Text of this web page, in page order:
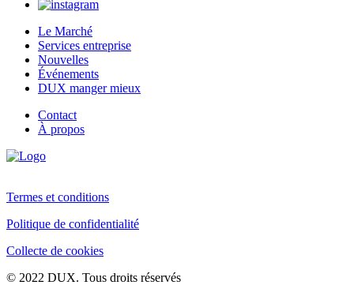
Le Marché
Services entreprise
Nouvelles
Événements
DUX manger mieux
Contact
À propos
Termes et conditions
Politique de confidentialité
Collecte de cookies
© 2022 DUX. Tous droits réservés